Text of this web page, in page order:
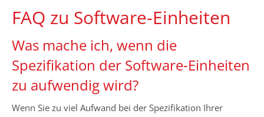
FAQ zu Software-Einheiten
Was mache ich, wenn die
Spezifikation der Software-Einheiten
zu aufwendig wird?
Wenn Sie zu viel Aufwand bei der Spezifikation Ihrer